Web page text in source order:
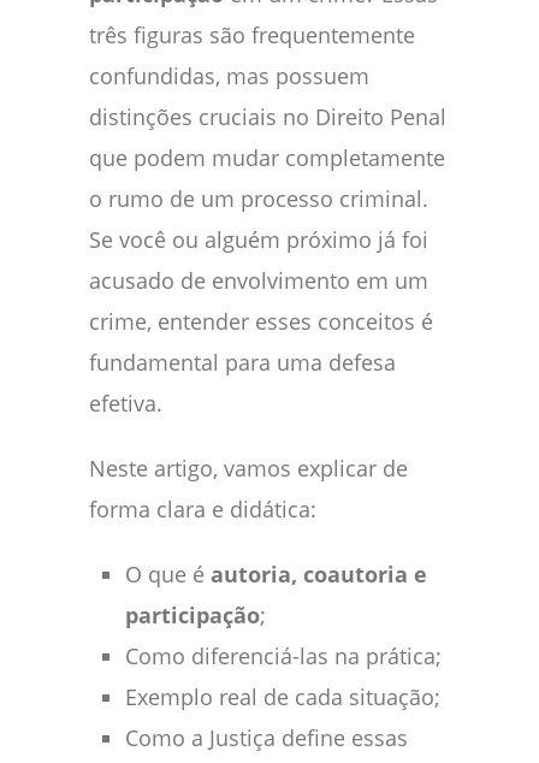
três figuras são frequentemente
confundidas, mas possuem
distinções cruciais no Direito Penal
que podem mudar completamente
o rumo de um processo criminal.
Se você ou alguém próximo já foi
acusado de envolvimento em um
crime, entender esses conceitos é
fundamental para uma defesa
efetiva.
Neste artigo, vamos explicar de
forma clara e didática:
O que é autoria, coautoria e
participação;
Como diferenciá-las na prática;
Exemplo real de cada situação;
Como a Justiça define essas